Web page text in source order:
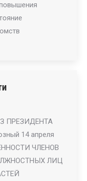
ПРЕЗИДЕНТА
14 апреля
ЧЛЕНОВ
ЛИЦ